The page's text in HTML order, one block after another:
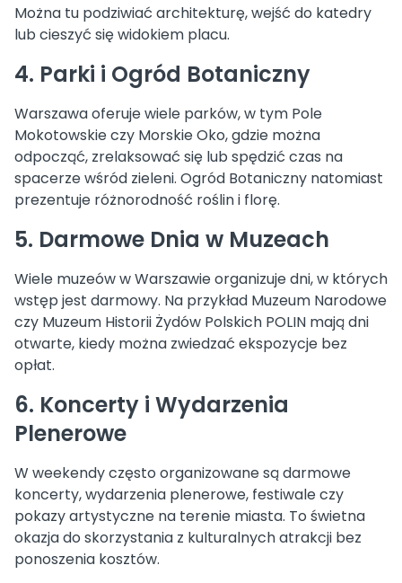
Można tu podziwiać architekturę, wejść do katedry
lub cieszyć się widokiem placu.
4. Parki i Ogród Botaniczny
Warszawa oferuje wiele parków, w tym Pole
Mokotowskie czy Morskie Oko, gdzie można
odpocząć, zrelaksować się lub spędzić czas na
spacerze wśród zieleni. Ogród Botaniczny natomiast
prezentuje różnorodność roślin i florę.
5. Darmowe Dnia w Muzeach
Wiele muzeów w Warszawie organizuje dni, w których
wstęp jest darmowy. Na przykład Muzeum Narodowe
czy Muzeum Historii Żydów Polskich POLIN mają dni
otwarte, kiedy można zwiedzać ekspozycje bez
opłat.
6. Koncerty i Wydarzenia
Plenerowe
W weekendy często organizowane są darmowe
koncerty, wydarzenia plenerowe, festiwale czy
pokazy artystyczne na terenie miasta. To świetna
okazja do skorzystania z kulturalnych atrakcji bez
ponoszenia kosztów.